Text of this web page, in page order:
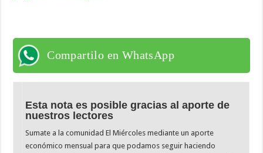
Compartilo en WhatsApp
Esta nota es posible gracias al aporte de
nuestros lectores
Sumate a la comunidad El Miércoles mediante un aporte
económico mensual para que podamos seguir haciendo